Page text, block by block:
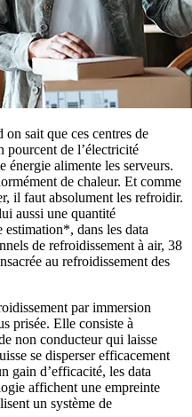
sait que ces centres de
pourcent de l’électricité
énergie alimente les serveurs.
de chaleur. Et comme
il faut absolument les refroidir.
aussi une quantité
estimation*, dans les data
de refroidissement à air, 38
au refroidissement des
par immersion
prisée. Elle consiste à
non conducteur qui laisse
se disperser efficacement
gain d’efficacité, les data
affichent une empreinte
un système de